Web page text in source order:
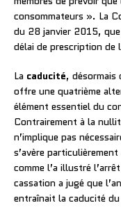
consommateurs ». La
du 28 janvier 2015,
délai de prescription de
La caducité, désormais
offre une quatrième
élément essentiel du
Contrairement à la
n’implique pas
s’avère
comme l’a illustré
cassation a jugé que
entraînait la caducité